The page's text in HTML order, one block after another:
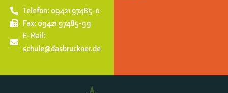
Telefon: 09421 97485-0
Fax: 09421 97485-99
E-Mail:
schule@dasbruckner.de